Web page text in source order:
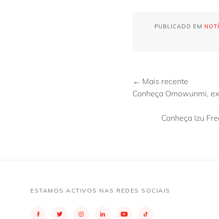
PUBLICADO EM
← Mais recente
Conheça Omowunmi,
Conheça Izu
ESTAMOS ACTIVOS NAS REDES SOCIAIS